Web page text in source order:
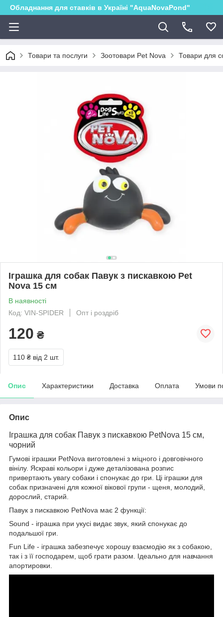
Обладнання для ставків в Україні "AquaNovaPond"
Товари та послуги Зоотовари Pet Nova Товари для
Іграшка для собак Павук з пискавкою Pet
Nova 15 см
В наявності
Код: VIN-SPIDER
Опт і роздріб
120 ₴
110 ₴ від 2 шт.
Опис Характеристики Доставка Оплата Умови
Опис
Іграшка для собак Павук з пискавкою PetNova 15 см,
чорний
Гумові іграшки PetNova виготовлені з міцного і довговічного
вінілу. Яскраві кольори і дуже деталізована розпис
привертають увагу собаки і спонукає до гри. Ці іграшки для
собак призначені для кожної вікової групи - щеня, молодий,
дорослий, старий.
Павук з пискавкою PetNova має 2 функції:
Sound - іграшка при укусі видає звук, який спонукає до
подальшої гри.
Fun Life - іграшка забезпечує хорошу взаємодію як з собакою,
так і з її господарем, щоб грати разом. Ідеально для навчання
апортировки.